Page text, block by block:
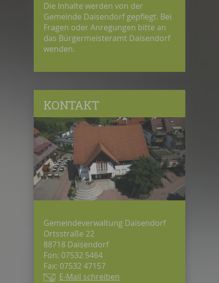
Die Inhalte werden von der
Gemeinde Daisendorf gepflegt. Bei
Fragen oder Anregungen bitte an
das Bürgermeisteramt Daisendorf
wenden.
KONTAKT
Gemeindeverwaltung Daisendorf
Ortsstraße 22
88718 Daisendorf
Fon: 07532 5464
Fax: 07532 47157
E-Mail schreiben